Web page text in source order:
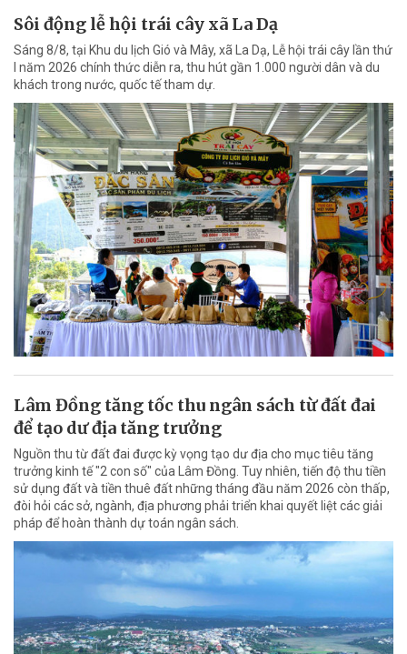
Sôi động lễ hội trái cây xã La Dạ
Sáng 8/8, tại Khu du lịch Gió và Mây, xã La Dạ, Lễ hội trái cây lần thứ
I năm 2026 chính thức diễn ra, thu hút gần 1.000 người dân và du
khách trong nước, quốc tế tham dự.
Lâm Đồng tăng tốc thu ngân sách từ đất đai
để tạo dư địa tăng trưởng
Nguồn thu từ đất đai được kỳ vọng tạo dư địa cho mục tiêu tăng
trưởng kinh tế "2 con số" của Lâm Đồng. Tuy nhiên, tiến độ thu tiền
sử dụng đất và tiền thuê đất những tháng đầu năm 2026 còn thấp,
đòi hỏi các sở, ngành, địa phương phải triển khai quyết liệt các giải
pháp để hoàn thành dự toán ngân sách.